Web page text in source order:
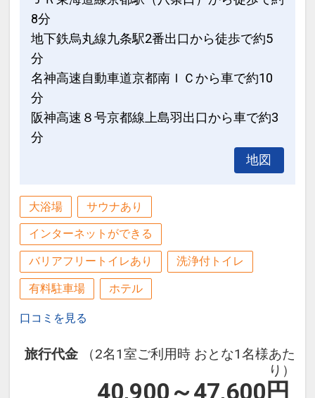
インターネットコース番号：DP-1-
17413042
8分
地下鉄烏丸線九条駅2番出口から徒歩で約5
分
名神高速自動車道京都南ＩＣから車で約10
分
阪神高速８号京都線上島羽出口から車で約3
分
地図
大浴場 サウナあり
インターネットができる
バリアフリートイレあり 洗浄付トイレ
有料駐車場 ホテル
口コミを見る
旅行代金
（2名1室ご利用時 おとな1名様あた
り）
40,900～47,600 円